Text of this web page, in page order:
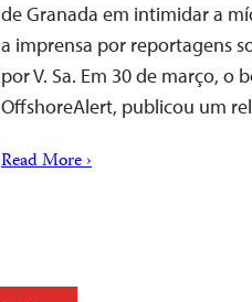
de Granada em intimidar a
a imprensa por reportagens
por V. Sa. Em 30 de março,
OffshoreAlert, publicou um
Read More ›